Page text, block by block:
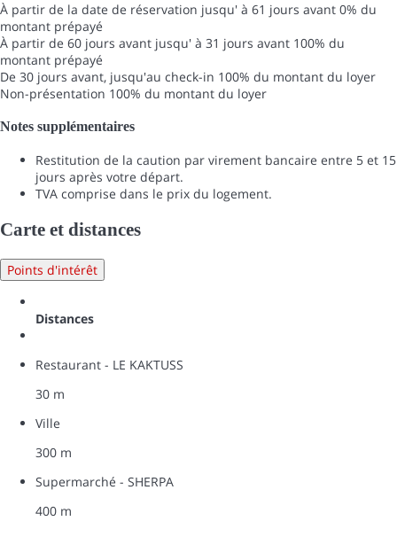
À partir de la date de réservation jusqu' à 61 jours avant 0% du
montant prépayé
À partir de 60 jours avant jusqu' à 31 jours avant 100% du
montant prépayé
De 30 jours avant, jusqu'au check-in 100% du montant du loyer
Non-présentation 100% du montant du loyer
Notes supplémentaires
Restitution de la caution par virement bancaire entre 5 et 15
jours après votre départ.
TVA comprise dans le prix du logement.
Carte et distances
Points d'intérêt
Distances
Restaurant - LE KAKTUSS
30 m
Ville
300 m
Supermarché - SHERPA
400 m